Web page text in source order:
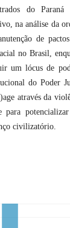
do Paraná
na análise da
de
no Brasil,
um lócus de
do Poder
através da
para
civilizatório.